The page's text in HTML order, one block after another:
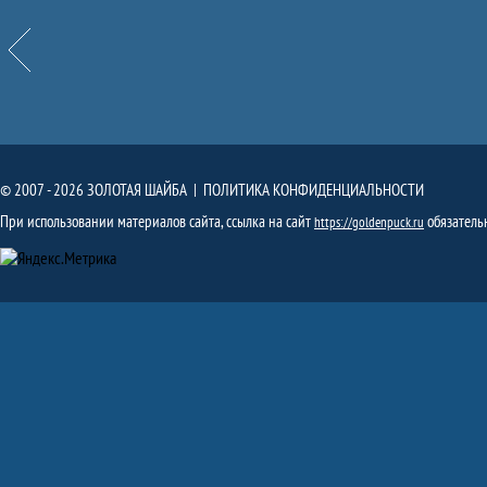
Назад
© 2007 - 2026 ЗОЛОТАЯ ШАЙБА | ПОЛИТИКА КОНФИДЕНЦИАЛЬНОСТИ
При использовании материалов сайта, ссылка на сайтhttps://goldenpuck.ru